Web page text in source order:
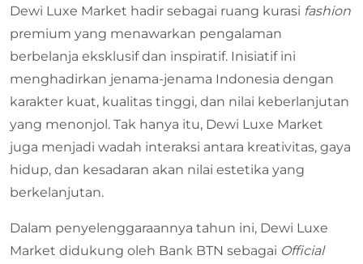
Dewi Luxe Market hadir sebagai ruang kurasi fashion
premium yang menawarkan pengalaman
berbelanja eksklusif dan inspiratif. Inisiatif ini
menghadirkan jenama-jenama Indonesia dengan
karakter kuat, kualitas tinggi, dan nilai keberlanjutan
yang menonjol. Tak hanya itu, Dewi Luxe Market
juga menjadi wadah interaksi antara kreativitas, gaya
hidup, dan kesadaran akan nilai estetika yang
berkelanjutan.
Dalam penyelenggaraannya tahun ini, Dewi Luxe
Market didukung oleh Bank BTN sebagai Official